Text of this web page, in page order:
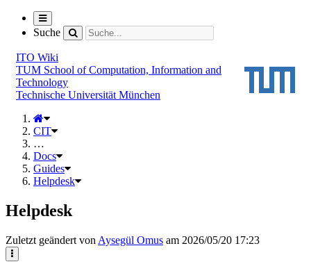
Navigation
ein-/ausblenden
Suche
ITO Wiki
TUM School of Computation, Information and
Technology
Technische Universität München
CIT
…
Docs
Guides
Helpdesk
Helpdesk
Zuletzt geändert von Aysegül Omus am 2026/05/20 17:23